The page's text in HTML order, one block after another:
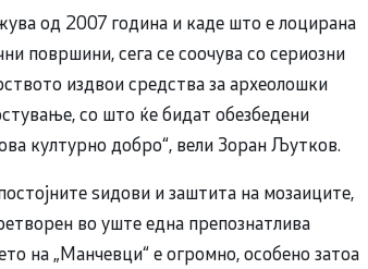
од 2007 година и каде што е лоцирана
површини, сега се соочува со сериозни
издвои средства за археолошки
со што ќе бидат обезбедени
културно добро“, вели Зоран Љутков.
ѕидови и заштита на мозаиците,
во уште една препознатлива
на „Манчевци“ е огромно, особено затоа